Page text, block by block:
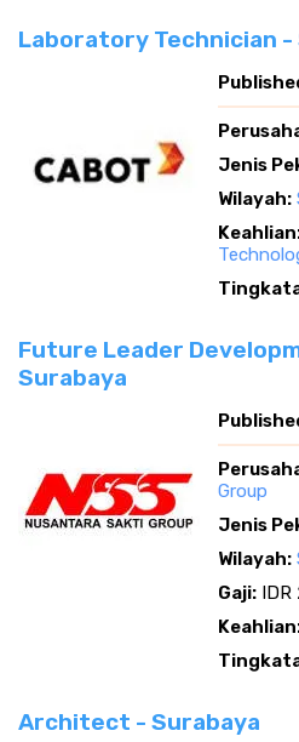
Laboratory Technician -
Jenis
Wilayah:
Future Leader
Surabaya
Group
Jenis
Wilayah:
Gaji: IDR
Architect - Surabaya